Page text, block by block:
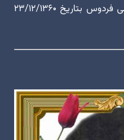
عضو سپاه پاسداران انقلاب اسلامی فردوس بتاریخ ۲۳/۱۲/۱۳۶۰